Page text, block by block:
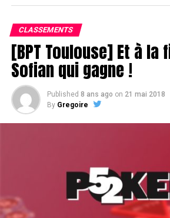
CLASSEMENTS
[BPT Toulouse] Et à la
Sofian qui gagne !
Published 8 ans ago on 21 mai 2018
By Gregoire